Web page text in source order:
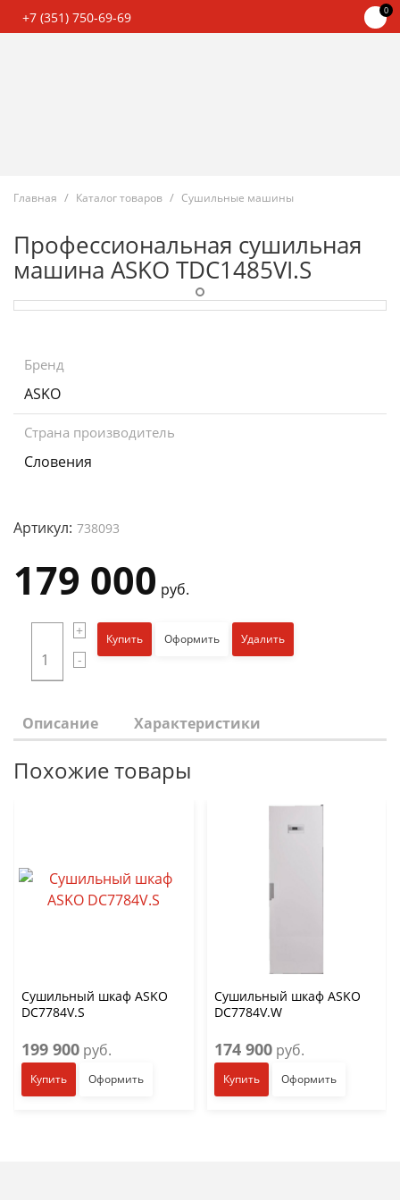
+7 (351) 750-69-69 0
Главная Каталог товаров Сушильные машины
Профессиональная сушильная
машина ASKO TDC1485VI.S
Бренд
ASKO
Страна производитель
Словения
Артикул: 738093
179 000 руб.
+
-
Купить Оформить Удалить
Описание Характеристики
Похожие товары
Сушильный шкаф ASKO
DC7784V.S
199 900 руб.
Купить Оформить
Сушильный шкаф ASKO
DC7784V.W
174 900 руб.
Купить Оформить